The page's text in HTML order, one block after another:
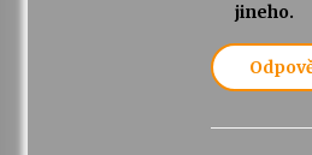
jineho.